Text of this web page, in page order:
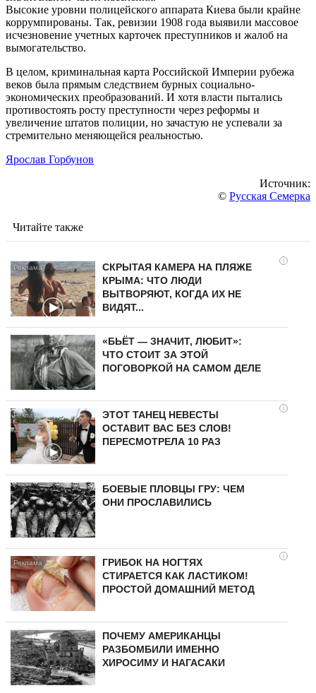
Высокие уровни полицейского аппарата Киева были крайне
коррумпированы. Так, ревизии 1908 года выявили массовое
исчезновение учетных карточек преступников и жалоб на
вымогательство.
В целом, криминальная карта Российской Империи рубежа
веков была прямым следствием бурных социально-
экономических преобразований. И хотя власти пытались
противостоять росту преступности через реформы и
увеличение штатов полиции, но зачастую не успевали за
стремительно меняющейся реальностью.
Ярослав Горбунов
Источник:
© Русская Семерка
Читайте также
i
СКРЫТАЯ КАМЕРА НА ПЛЯЖЕ
КРЫМА: ЧТО ЛЮДИ
ВЫТВОРЯЮТ, КОГДА ИХ НЕ
ВИДЯТ...
«БЬЁТ — ЗНАЧИТ, ЛЮБИТ»:
ЧТО СТОИТ ЗА ЭТОЙ
ПОГОВОРКОЙ НА САМОМ ДЕЛЕ
i
ЭТОТ ТАНЕЦ НЕВЕСТЫ
ОСТАВИТ ВАС БЕЗ СЛОВ!
ПЕРЕСМОТРЕЛА 10 РАЗ
БОЕВЫЕ ПЛОВЦЫ ГРУ: ЧЕМ
ОНИ ПРОСЛАВИЛИСЬ
i
ГРИБОК НА НОГТЯХ
СТИРАЕТСЯ КАК ЛАСТИКОМ!
ПРОСТОЙ ДОМАШНИЙ МЕТОД
ПОЧЕМУ АМЕРИКАНЦЫ
РАЗБОМБИЛИ ИМЕННО
ХИРОСИМУ И НАГАСАКИ